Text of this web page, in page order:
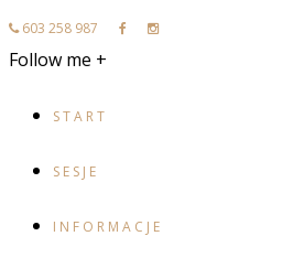
603 258 987
Follow me +
START
SESJE
INFORMACJE